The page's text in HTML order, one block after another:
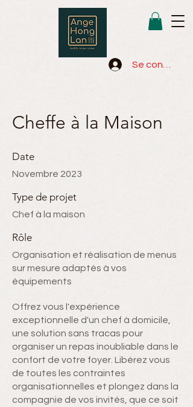
Se connecter
Cheffe à la Maison
Date
Novembre 2023
Type de projet
Chef à la maison
Rôle
Organisation et réalisation de menus
sur mesure adaptés à vos
équipements
Offrez vous l'expérience
exceptionnelle d'un chef à domicile,
une solution sans tracas pour
organiser un repas inoubliable dans le
confort de votre foyer. Libérez vous
de toutes les contraintes
organisationnelles et plongez dans la
compagnie de vos invités, que ce soit